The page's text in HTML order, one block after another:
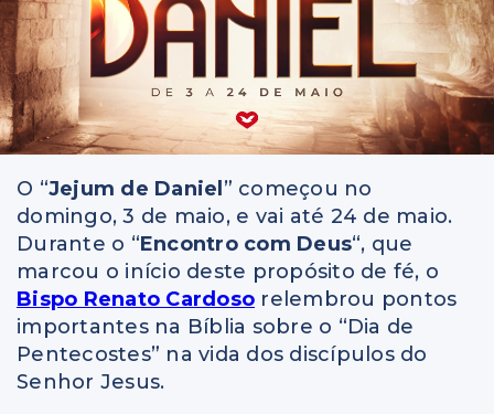
O “Jejum de Daniel” começou no
domingo, 3 de maio, e vai até 24 de maio.
Durante o “Encontro com Deus“, que
marcou o início deste propósito de fé, o
Bispo Renato Cardoso relembrou pontos
importantes na Bíblia sobre o “Dia de
Pentecostes” na vida dos discípulos do
Senhor Jesus.